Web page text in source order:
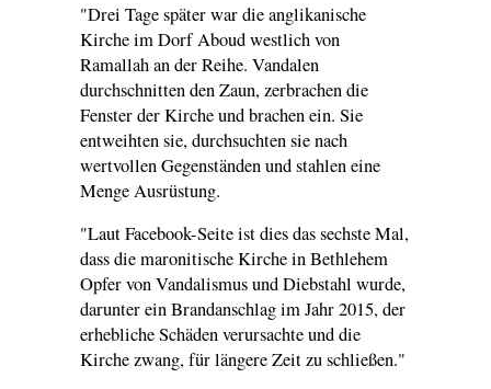
"Drei Tage später war die anglikanische
Kirche im Dorf Aboud westlich von
Ramallah an der Reihe. Vandalen
durchschnitten den Zaun, zerbrachen die
Fenster der Kirche und brachen ein. Sie
entweihten sie, durchsuchten sie nach
wertvollen Gegenständen und stahlen eine
Menge Ausrüstung.
"Laut Facebook-Seite ist dies das sechste Mal,
dass die maronitische Kirche in Bethlehem
Opfer von Vandalismus und Diebstahl wurde,
darunter ein Brandanschlag im Jahr 2015, der
erhebliche Schäden verursachte und die
Kirche zwang, für längere Zeit zu schließen."